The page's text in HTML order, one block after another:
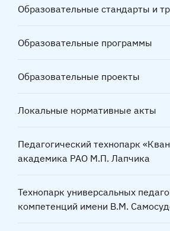
Образовательные стандарты и
Образовательные программы
Образовательные проекты
Локальные нормативные акты
Педагогический технопарк
академика РАО М.П. Лапчика
Технопарк универсальных
компетенций имени В.М.